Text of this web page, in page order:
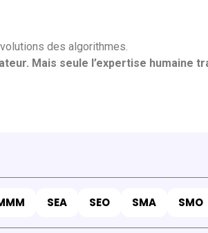
des algorithmes.
Mais seule l’expertise humaine
SEA SEO SMA SMO